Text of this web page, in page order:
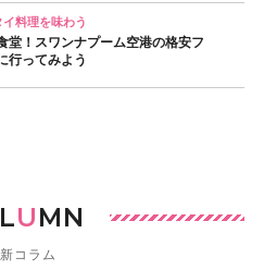
料理を味わう
堂！スワンナプーム空港の格安フ
行ってみよう
UMN
コラム